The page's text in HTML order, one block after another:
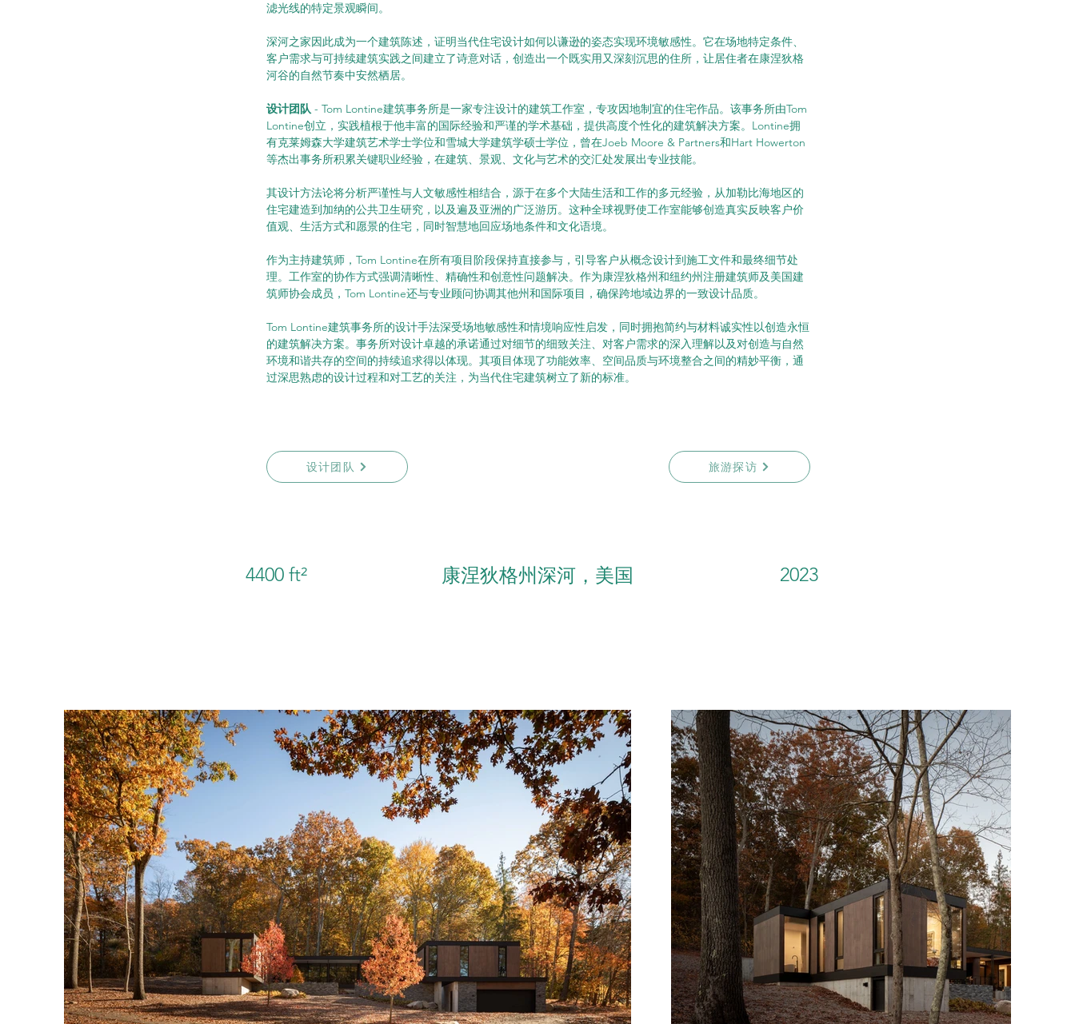
滤光线的特定景观瞬间。
深河之家因此成为一个建筑陈述，证明当代住宅设计如何以谦逊的姿态实现环境敏感性。它在场地特定条件、
客户需求与可持续建筑实践之间建立了诗意对话，创造出一个既实用又深刻沉思的住所，让居住者在康涅狄格
河谷的自然节奏中安然栖居。
设计团队 - Tom Lontine建筑事务所是一家专注设计的建筑工作室，专攻因地制宜的住宅作品。该事务所由Tom
Lontine创立，实践植根于他丰富的国际经验和严谨的学术基础，提供高度个性化的建筑解决方案。Lontine拥
有克莱姆森大学建筑艺术学士学位和雪城大学建筑学硕士学位，曾在Joeb Moore & Partners和Hart Howerton
等杰出事务所积累关键职业经验，在建筑、景观、文化与艺术的交汇处发展出专业技能。
其设计方法论将分析严谨性与人文敏感性相结合，源于在多个大陆生活和工作的多元经验，从加勒比海地区的
住宅建造到加纳的公共卫生研究，以及遍及亚洲的广泛游历。这种全球视野使工作室能够创造真实反映客户价
值观、生活方式和愿景的住宅，同时智慧地回应场地条件和文化语境。
作为主持建筑师，Tom Lontine在所有项目阶段保持直接参与，引导客户从概念设计到施工文件和最终细节处
理。工作室的协作方式强调清晰性、精确性和创意性问题解决。作为康涅狄格州和纽约州注册建筑师及美国建
筑师协会成员，Tom Lontine还与专业顾问协调其他州和国际项目，确保跨地域边界的一致设计品质。
Tom Lontine建筑事务所的设计手法深受场地敏感性和情境响应性启发，同时拥抱简约与材料诚实性以创造永恒
的建筑解决方案。事务所对设计卓越的承诺通过对细节的细致关注、对客户需求的深入理解以及对创造与自然
环境和谐共存的空间的持续追求得以体现。其项目体现了功能效率、空间品质与环境整合之间的精妙平衡，通
过深思熟虑的设计过程和对工艺的关注，为当代住宅建筑树立了新的标准。
设计团队 旅游探访
4400 ft² 康涅狄格州深河，美国 2023